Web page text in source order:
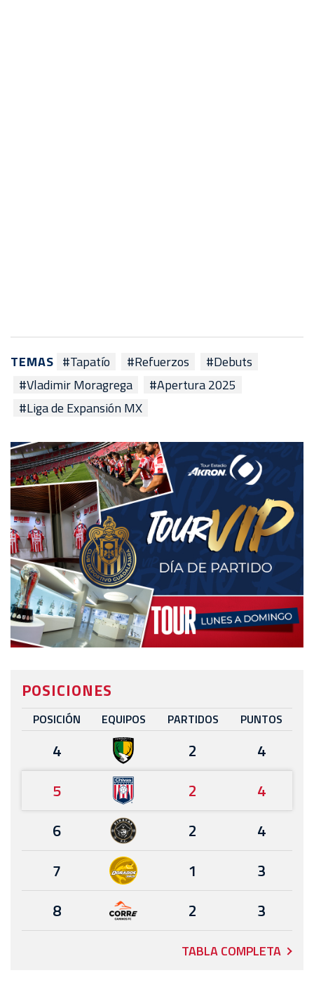
TEMAS #Tapatío #Refuerzos
#Debuts
#Vladimir Moragrega
#Apertura 2025
#Liga de Expansión MX
POSICIONES
POSICIÓN EQUIPOS PARTIDOS PUNTOS
4 2
4
5
2
4
6
2
4
7
1
3
8
2 3
TABLA COMPLETA